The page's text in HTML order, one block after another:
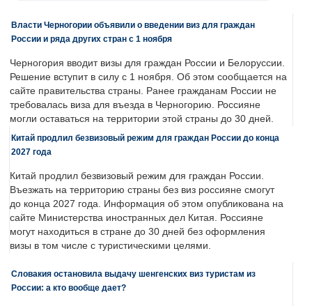
Власти Черногории объявили о введении виз для граждан
России и ряда других стран с 1 ноября
Черногория вводит визы для граждан России и Белоруссии.
Решение вступит в силу с 1 ноября. Об этом сообщается на
сайте правительства страны. Ранее гражданам России не
требовалась виза для въезда в Черногорию. Россияне
могли оставаться на территории этой страны до 30 дней.
Китай продлил безвизовый режим для граждан России до конца
2027 года
Китай продлил безвизовый режим для граждан России.
Въезжать на территорию страны без виз россияне смогут
до конца 2027 года. Информация об этом опубликована на
сайте Министерства иностранных дел Китая. Россияне
могут находиться в стране до 30 дней без оформления
визы в том числе с туристическими целями.
Словакия остановила выдачу шенгенских виз туристам из
России: а кто вообще дает?